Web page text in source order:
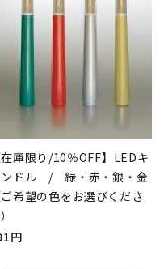
在庫限り/10％OFF】LEDキ
ンドル / 緑・赤・銀・金
ご希望の色をお選びくださ
円